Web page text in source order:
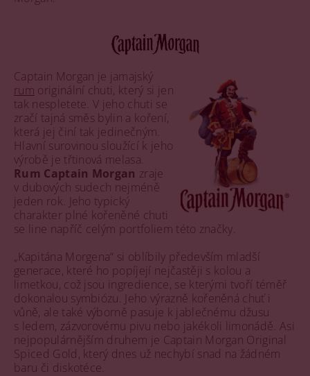
Captain Morgan je jamajský
rum originální chuti, který si jen
tak nespletete. V jeho chuti se
zračí tajná směs bylin a koření,
která jej činí tak jedinečným.
Hlavní surovinou sloužící k jeho
výrobě je třtinová melasa.
Rum Captain Morgan zraje
v dubových sudech nejméně
jeden rok. Jeho typický
charakter plné kořeněné chuti
se line napříč celým portfoliem této značky.
„Kapitána Morgena“ si oblíbily především mladší
generace, které ho popíjejí nejčastěji s kolou a
limetkou, což jsou ingredience, se kterými tvoří téměř
dokonalou symbiózu. Jeho výrazně kořeněná chuť i
vůně, ale také výborně pasuje k jablečnému džusu
s ledem, zázvorovému pivu nebo jakékoli limonádě. Asi
nejpopulárnějším druhem je Captain Morgan Original
Spiced Gold, který dnes už nechybí snad na žádném
baru či diskotéce.